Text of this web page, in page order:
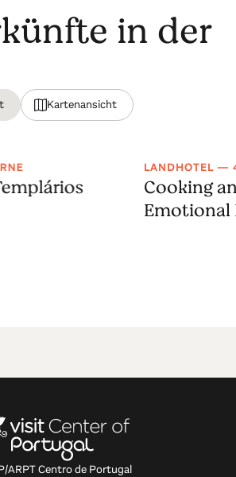
in der
Kartenansicht
LANDHOTEL —
Cooking
Emotional
ARPT Centro de Portugal